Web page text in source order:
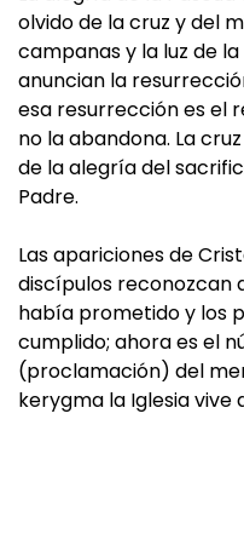
olvido de la cruz y del
campanas y la luz de
anuncian la
esa resurrección es el
no la abandona. La
de la alegría del
Padre.
Las apariciones de
discípulos reconozcan
había prometido y los
cumplido; ahora es el
(proclamación) del
kerygma la Iglesia vive